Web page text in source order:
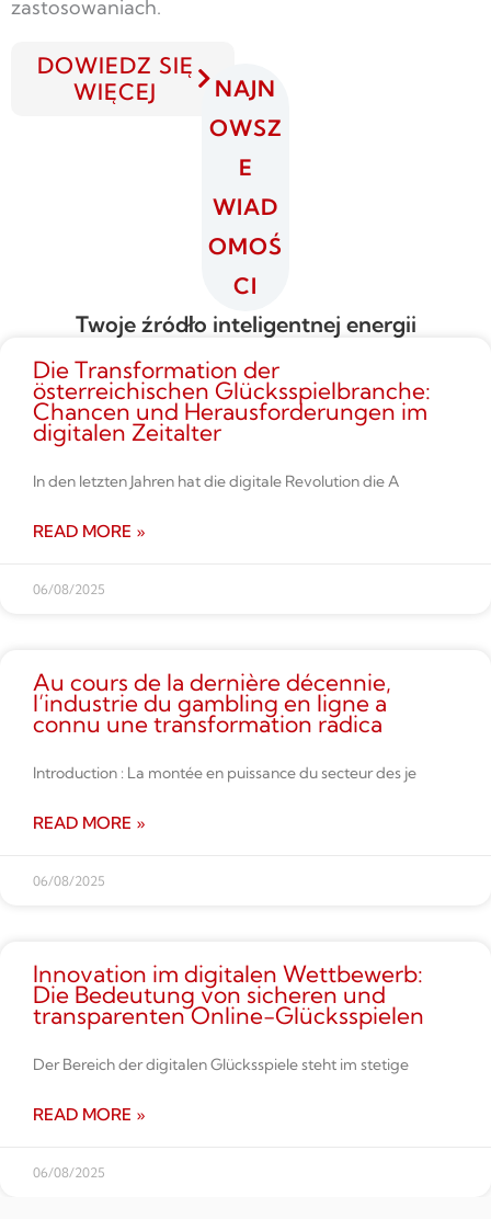
zastosowaniach.
DOWIEDZ SIĘ
WIĘCEJ
NAJN
OWSZ
E
WIAD
OMOŚ
CI
Twoje źródło inteligentnej energii
Die Transformation der
österreichischen Glücksspielbranche:
Chancen und Herausforderungen im
digitalen Zeitalter
In den letzten Jahren hat die digitale Revolution die A
READ MORE »
06/08/2025
Au cours de la dernière décennie,
l’industrie du gambling en ligne a
connu une transformation radica
Introduction : La montée en puissance du secteur des je
READ MORE »
06/08/2025
Innovation im digitalen Wettbe­werb:
Die Bedeutung von sicheren und
transparenten Online-Glücksspielen
Der Bereich der digitalen Glücksspiele steht im stetige
READ MORE »
06/08/2025